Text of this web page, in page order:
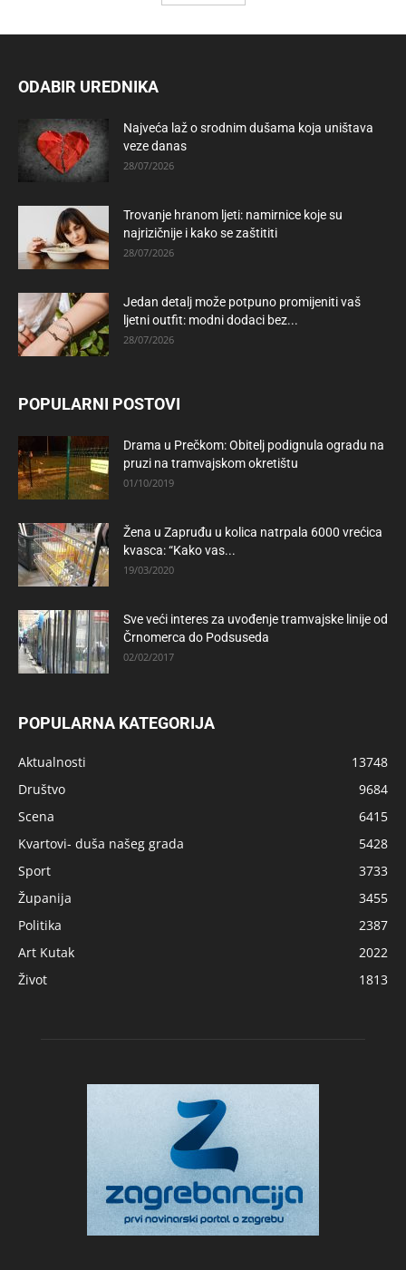
ODABIR UREDNIKA
Najveća laž o srodnim dušama koja uništava
veze danas
28/07/2026
Trovanje hranom ljeti: namirnice koje su
najrizičnije i kako se zaštititi
28/07/2026
Jedan detalj može potpuno promijeniti vaš
ljetni outfit: modni dodaci bez...
28/07/2026
POPULARNI POSTOVI
Drama u Prečkom: Obitelj podignula ogradu na
pruzi na tramvajskom okretištu
01/10/2019
Žena u Zapruđu u kolica natrpala 6000 vrećica
kvasca: “Kako vas...
19/03/2020
Sve veći interes za uvođenje tramvajske linije od
Črnomerca do Podsuseda
02/02/2017
POPULARNA KATEGORIJA
Aktualnosti
13748
Društvo
9684
Scena
6415
Kvartovi- duša našeg grada
5428
Sport
3733
Županija
3455
Politika
2387
Art Kutak
2022
Život
1813